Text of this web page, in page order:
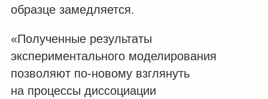
образце замедляется.
«Полученные результаты
экспериментального моделирования
позволяют по-новому взглянуть
на процессы диссоциации